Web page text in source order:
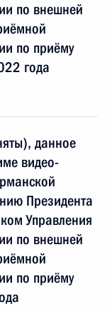
по внешней
по приёму
года
данное
видео-
Президента
Управления
по внешней
по приёму